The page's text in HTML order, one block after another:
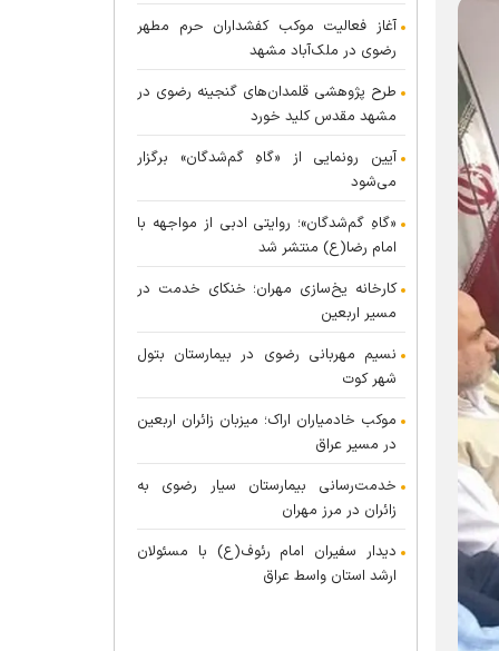
آغاز فعالیت موکب کفشداران حرم مطهر
رضوی در ملک‌آباد مشهد
طرح پژوهشی قلمدان‌های گنجینه رضوی در
مشهد مقدس کلید خورد
آیین رونمایی از «گاهِ گم‌شدگان» برگزار
می‌شود
«گاهِ گم‌شدگان»؛ روایتی ادبی از مواجهه با
امام رضا(ع) منتشر شد
کارخانه یخ‌سازی مهران؛ خنکای خدمت در
مسیر اربعین
نسیم مهربانی رضوی در بیمارستان بتول
شهر کوت
موکب خادمیاران اراک؛ میزبان زائران اربعین
در مسیر عراق
خدمت‌رسانی بیمارستان سیار رضوی به
زائران در مرز مهران
دیدار سفیران امام رئوف(ع) با مسئولان
ارشد استان واسط عراق